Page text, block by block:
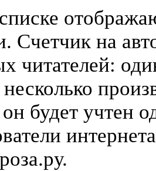
Счетчик на
читателей:
будет учтен